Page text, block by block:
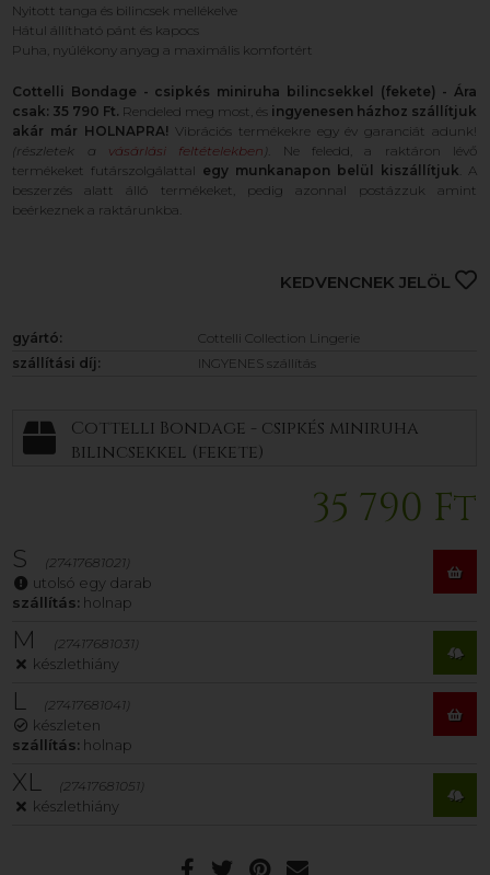
Nyitott tanga és bilincsek mellékelve
Hátul állítható pánt és kapocs
Puha, nyúlékony anyag a maximális komfortért
Cottelli Bondage - csipkés miniruha bilincsekkel (fekete) - Ára
csak: 35 790 Ft. Rendeled meg most, és ingyenesen házhoz szállítjuk
akár már HOLNAPRA! Vibrációs termékekre egy év garanciát adunk!
(részletek a vásárlási feltételekben ) . Ne feledd, a raktáron lévő
termékeket futárszolgálattal egy munkanapon belül kiszállítjuk . A
beszerzés alatt álló termékeket, pedig azonnal postázzuk amint
beérkeznek a raktárunkba.
KEDVENCNEK JELÖL
gyártó:
Cottelli Collection Lingerie
szállítási díj:
INGYENES szállítás
Cottelli Bondage - csipkés miniruha
bilincsekkel (fekete)
35 790 Ft
S (27417681021)
utolsó egy darab
szállítás: holnap
M (27417681031)
készlethiány
L (27417681041)
készleten
szállítás: holnap
XL (27417681051)
készlethiány